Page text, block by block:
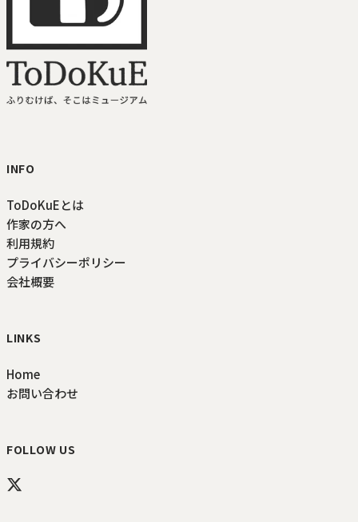
INFO
ToDoKuEとは
作家の方へ
利用規約
プライバシーポリシー
会社概要
LINKS
Home
お問い合わせ
FOLLOW US